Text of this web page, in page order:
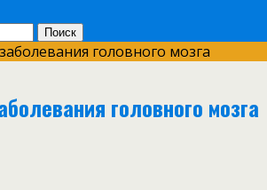
головного мозга
головного мозга